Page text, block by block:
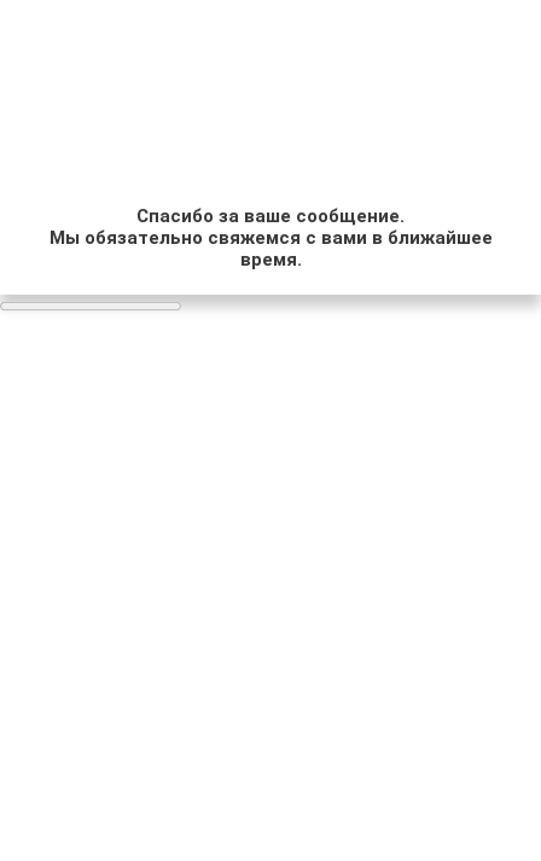
Спасибо за ваше сообщение.
Мы обязательно свяжемся с вами в ближайшее
время.